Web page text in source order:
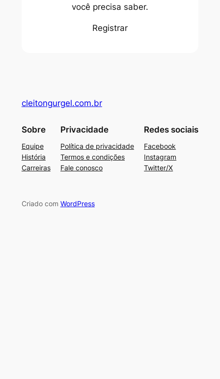
você precisa saber.
Registrar
cleitongurgel.com.br
Sobre
Equipe
História
Carreiras
Privacidade
Política de privacidade
Termos e condições
Fale conosco
Redes sociais
Facebook
Instagram
Twitter/X
Criado com WordPress